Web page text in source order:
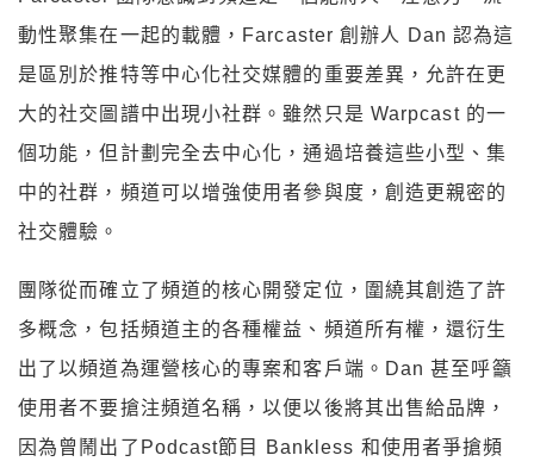
動性聚集在一起的載體，Farcaster 創辦人 Dan 認為這
是區別於推特等中心化社交媒體的重要差異，允許在更
大的社交圖譜中出現小社群。雖然只是 Warpcast 的一
個功能，但計劃完全去中心化，通過培養這些小型、集
中的社群，頻道可以增強使用者參與度，創造更親密的
社交體驗。
團隊從而確立了頻道的核心開發定位，圍繞其創造了許
多概念，包括頻道主的各種權益、頻道所有權，還衍生
出了以頻道為運營核心的專案和客戶端。Dan 甚至呼籲
使用者不要搶注頻道名稱，以便以後將其出售給品牌，
因為曾鬧出了Podcast節目 Bankless 和使用者爭搶頻